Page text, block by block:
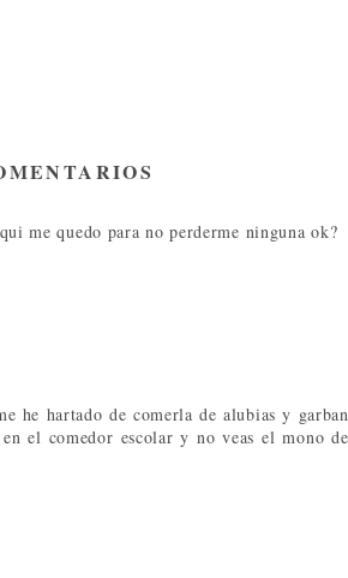
me quedo para no perderme ninguna ok?
he hartado de comerla de alubias y
el comedor escolar y no veas el mono